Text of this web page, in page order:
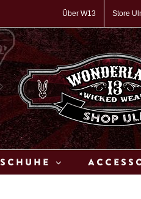
Über W13 Store
Schuhe